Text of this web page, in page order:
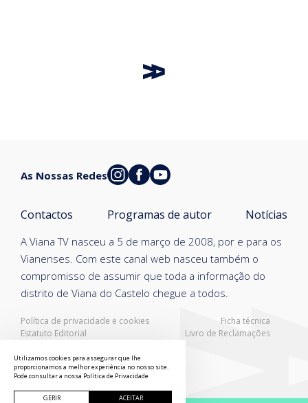
Política de privacidade e cookies
Ficha técnica
Estatuto Editorial
Livro de Reclamações
A Viana TV nasceu a 5 de março de 2008, por e para os
Vianenses. Com este canal web nasceu também o
compromisso de assumir que toda a informação do
distrito de Viana do Castelo chegue a todos.
Contactos Programas de autor Notícias
As Nossas Redes
Utilizamos cookies para assegurar que lhe
proporcionamos a melhor experiência no nosso site.
Pode consultar a nossa Política de Privacidade
GERIR ACEITAR